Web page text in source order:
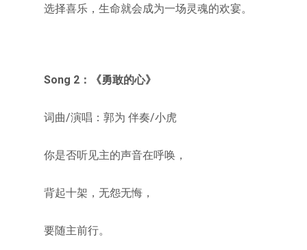
选择喜乐，生命就会成为一场灵魂的欢宴。
Song 2：《勇敢的心》
词曲/演唱：郭为 伴奏/小虎
你是否听见主的声音在呼唤，
背起十架，无怨无悔，
要随主前行。